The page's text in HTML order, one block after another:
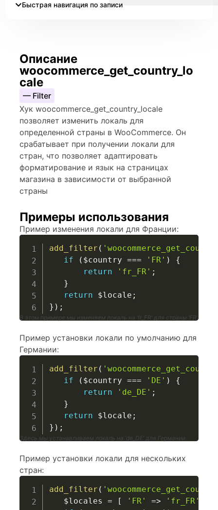
Быстрая навигация по записи
Описание
woocommerce_get_country_lo
cale
— Filter
Хук woocommerce_get_country_locale
позволяет изменить локаль для
определенной страны в WooCommerce. Он
срабатывает при получении локали для
стран, что позволяет адаптировать
форматирование и язык на страницах
магазина в зависимости от выбранной
страны
Примеры использования
Пример изменения локали для Франции:
add_filter (
if
( $country === 'FR' )
{
return
'fr_FR' ;
}
return
$locale ;
} ) ;
В этом примере мы изменяем локаль на ‘fr_FR’ для страны ‘FR’.
Пример установки локали по умолчанию для
Германии:
add_filter (
if
( $country === 'DE' )
{
return
'de_DE' ;
}
return
$locale ;
} ) ;
Здесь мы устанавливаем локаль на ‘de_DE’ для Германии.
Пример установки локали для нескольких
стран:
add_filter (
$locales
= [ 'FR' => 'fr_FR'